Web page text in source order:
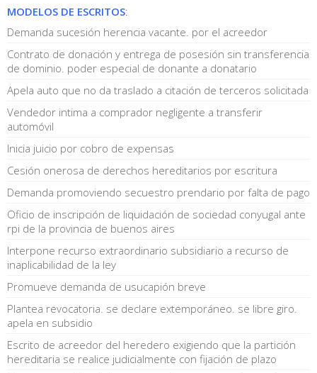
MODELOS DE ESCRITOS:
Demanda sucesión herencia vacante. por el acreedor
Contrato de donación y entrega de posesión sin transferencia
de dominio. poder especial de donante a donatario
Apela auto que no da traslado a citación de terceros solicitada
Vendedor intima a comprador negligente a transferir
automóvil
Inicia juicio por cobro de expensas
Cesión onerosa de derechos hereditarios por escritura
Demanda promoviendo secuestro prendario por falta de pago
Oficio de inscripción de liquidación de sociedad conyugal ante
rpi de la provincia de buenos aires
Interpone recurso extraordinario subsidiario a recurso de
inaplicabilidad de la ley
Promueve demanda de usucapión breve
Plantea revocatoria. se declare extemporáneo. se libre giro.
apela en subsidio
Escrito de acreedor del heredero exigiendo que la partición
hereditaria se realice judicialmente con fijación de plazo